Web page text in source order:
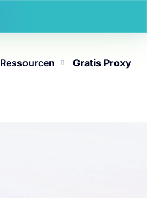
Ressourcen Gratis Proxy